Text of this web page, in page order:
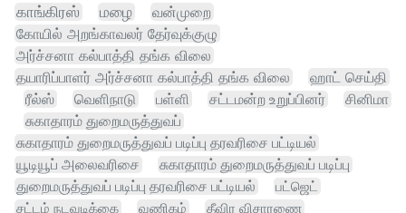
காங்கிரஸ்
மழை
வன்முறை
கோயில் அறங்காவலர் தேர்வுக்குழு
அர்ச்சனா கல்பாத்தி தங்க விலை
தயாரிப்பாளர் அர்ச்சனா கல்பாத்தி தங்க விலை
ஹாட் செய்தி
ரீல்ஸ்
வெளிநாடு பள்ளி சட்டமன்ற உறுப்பினர்
சினிமா
சுகாதாரம் துறைமருத்துவப்
சுகாதாரம் துறைமருத்துவப் படிப்பு தரவரிசை பட்டியல்
யூடியூப் அலைவரிசை
சுகாதாரம் துறைமருத்துவப் படிப்பு
துறைமருத்துவப் படிப்பு தரவரிசை பட்டியல்
பட்ஜெட்
சட்டம் நடவடிக்கை
வணிகம் தீவிர விசாரணை